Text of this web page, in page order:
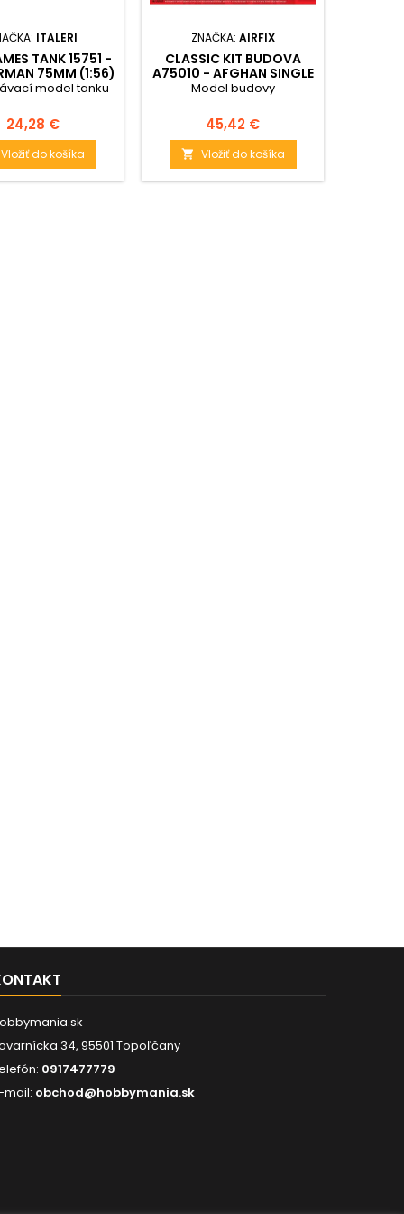
ITALERI
TANK 15751 -
75MM (1:56)
model tanku
Cena
24,28 €
Vložiť do košíka
ZNAČKA: AIRFIX
CLASSIC KIT BUDOVA
A75010 - AFGHAN SINGLE
STOREY HOUSE (1:48)
Model budovy
Cena
45,42 €
 Vložiť do košíka
34, 95501 Topoľčany
0917477779
mail: obchod@hobbymania.sk